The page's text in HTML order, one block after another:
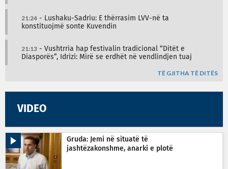
21:24 - Lushaku-Sadriu: E thërrasim LVV-në ta
konstituojmë sonte Kuvendin
21:13 - Vushtrria hap festivalin tradicional “Ditët e
Diasporës”, Idrizi: Mirë se erdhët në vendlindjen tuaj
TË GJITHA TË DITËS
VIDEO
Gruda: Jemi në situatë të
jashtëzakonshme, anarki e plotë